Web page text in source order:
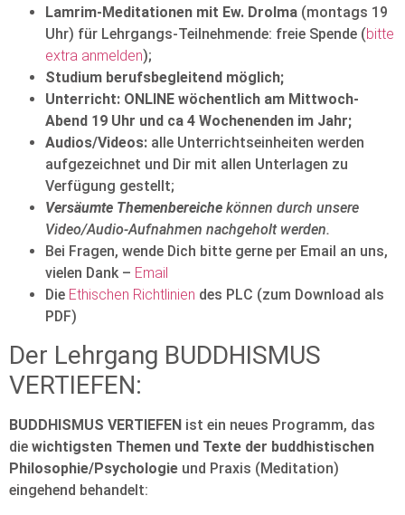
Lamrim-Meditationen mit Ew. Drolma (montags 19
Uhr) für Lehrgangs-Teilnehmende: freie Spende (bitte
extra anmelden);
Studium berufsbegleitend möglich;
Unterricht: ONLINE wöchentlich am Mittwoch-
Abend 19 Uhr und ca 4 Wochenenden im Jahr;
Audios/Videos: alle Unterrichtseinheiten werden
aufgezeichnet und Dir mit allen Unterlagen zu
Verfügung gestellt;
Versäumte Themenbereiche können durch unsere
Video/Audio-Aufnahmen nachgeholt werden.
Bei Fragen, wende Dich bitte gerne per Email an uns,
vielen Dank – Email
Die Ethischen Richtlinien des PLC (zum Download als
PDF)
Der Lehrgang BUDDHISMUS
VERTIEFEN:
BUDDHISMUS VERTIEFEN ist ein neues Programm, das
die wichtigsten Themen und Texte der buddhistischen
Philosophie/Psychologie und Praxis (Meditation)
eingehend behandelt: